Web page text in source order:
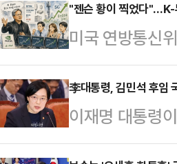
요구와 관련해
취 문제와 관련
회 본관에서 기
단을 요구하는
문을 받고 "거
실 것을 권한다
"젠슨 황이 찍었다"…K-
미국 연방통신
신장비 종목들
에 이어 인공지
서 관련주에 매
난 2일(현지시
李대통령, 김민석 후임
이재명 대통령
지명했다. 지난